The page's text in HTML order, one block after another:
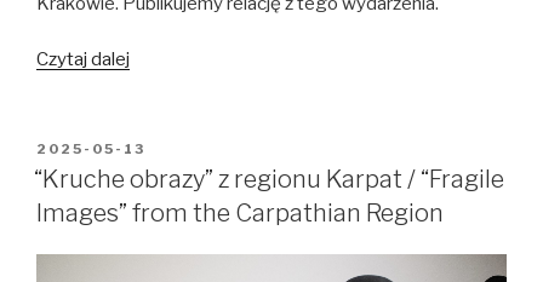
Czytaj dalej
relacja
z
wystawy
“Shifted
OPUBLIKOWANE
W
2025-05-13
“Kruche obrazy” z regionu Karpat / “Fragile
Images” from the Carpathian Region